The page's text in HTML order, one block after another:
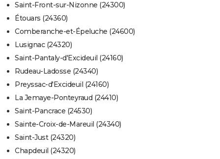
Saint-Front-sur-Nizonne (24300)
Étouars (24360)
Comberanche-et-Épeluche (24600)
Lusignac (24320)
Saint-Pantaly-d'Excideuil (24160)
Rudeau-Ladosse (24340)
Preyssac-d'Excideuil (24160)
La Jemaye-Ponteyraud (24410)
Saint-Pancrace (24530)
Sainte-Croix-de-Mareuil (24340)
Saint-Just (24320)
Chapdeuil (24320)